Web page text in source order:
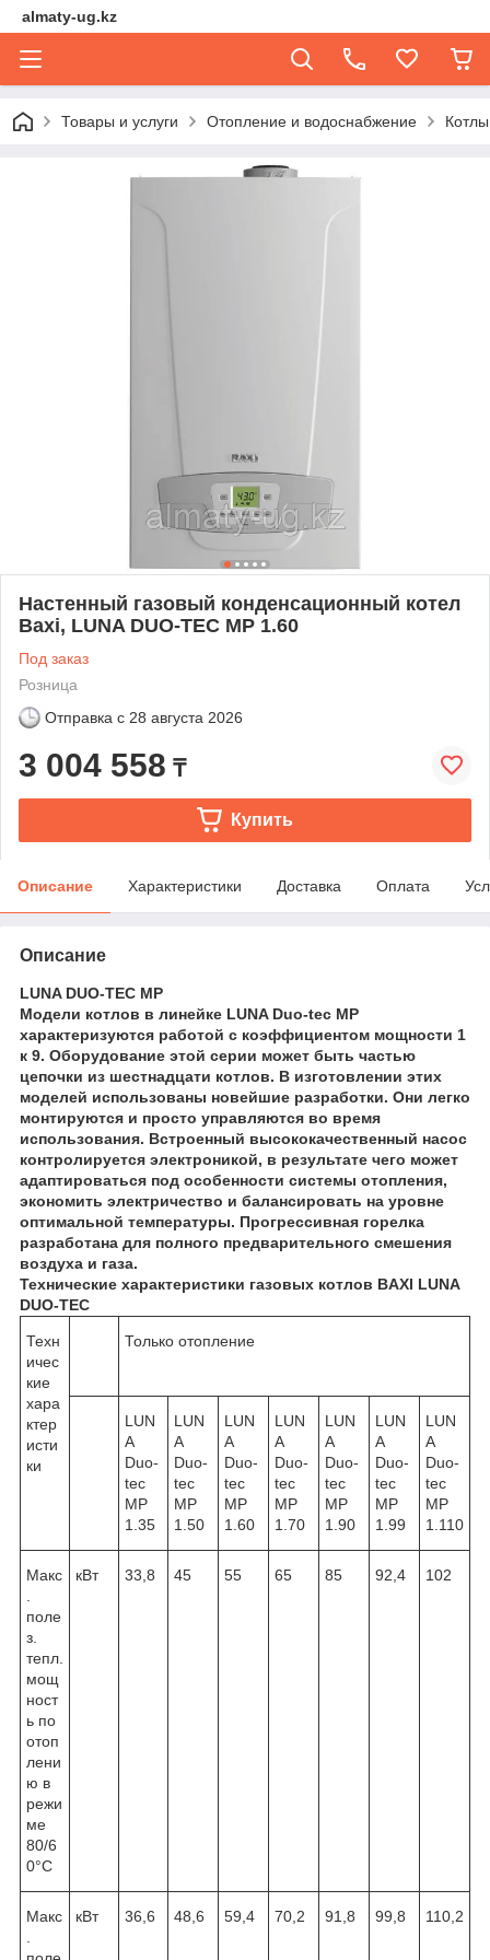
almaty-ug.kz
Товары и услуги Отопление и водоснабжение Котлы
Настенный газовый конденсационный котел
Baxi, LUNA DUO-TEC MP 1.60
Под заказ
Розница
Отправка с 28 августа 2026
3 004 558 ₸
Купить
Описание Характеристики Доставка Оплата
Описание
LUNA DUO-TEC MP
Модели котлов в линейке LUNA Duo-tec MP
характеризуются работой с коэффициентом мощности 1
к 9. Оборудование этой серии может быть частью
цепочки из шестнадцати котлов. В изготовлении этих
моделей использованы новейшие разработки. Они легко
монтируются и просто управляются во время
использования. Встроенный высококачественный насос
контролируется электроникой, в результате чего может
адаптироваться под особенности системы отопления,
экономить электричество и балансировать на уровне
оптимальной температуры. Прогрессивная горелка
разработана для полного предварительного смешения
воздуха и газа.
Технические характеристики газовых котлов BAXI LUNA
DUO-TEC
Техн
ичес
кие
хара
ктер
исти
ки
Только отопление
LUN
A
Duo-
tec
MP
1.35
LUN
A
Duo-
tec
MP
1.50
LUN
A
Duo-
tec
MP
1.60
LUN
A
Duo-
tec
MP
1.70
LUN
A
Duo-
tec
MP
1.90
LUN
A
Duo-
tec
MP
1.99
LUN
A
Duo-
tec
MP
1.110
Макс
поле
з.
тепл.
мощ
ност
ь по
отоп
лени
ю в
режи
ме
80/6
0°С
кВт 33,8 45 55 65 85 92,4 102
Макс
кВт 36,6 48,6 59,4 70,2 91,8 99,8 110,2